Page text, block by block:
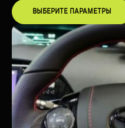
ВЫБЕРИТЕ ПАРАМЕТРЫ